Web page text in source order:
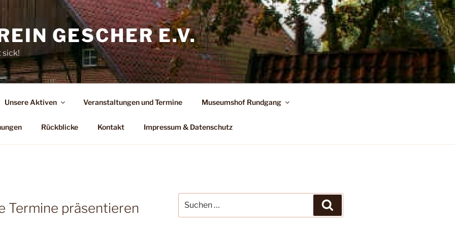
GESCHER E.V.
sick!
Unsere Aktiven Veranstaltungen und Termine Museumshof Rundgang
Rückblicke Kontakt Impressum & Datenschutz
Termine präsentieren
nach: